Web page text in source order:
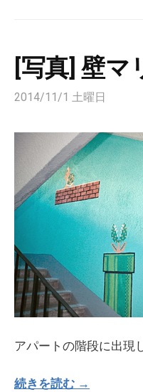
[写真] 壁マ
2014/11/1 土曜日
アパートの階段に出現
続きを読む →